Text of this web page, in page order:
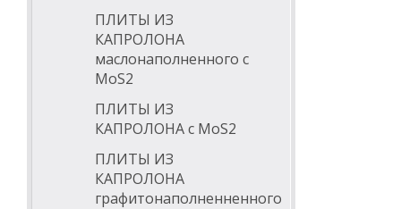
ПЛИТЫ ИЗ
КАПРОЛОНА
маслонаполненного с
МоS2
ПЛИТЫ ИЗ
КАПРОЛОНА с МоS2
ПЛИТЫ ИЗ
КАПРОЛОНА
графитонаполненненного